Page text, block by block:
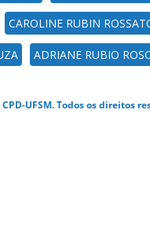
CAROLINE RUBIN
ADRIANE RUBIO
UFSM. Todos os direitos